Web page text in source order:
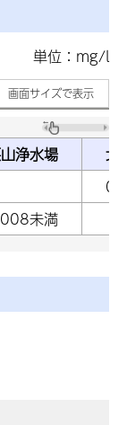
単位：mg/l
画面サイズで表示
浄水場
北
未満